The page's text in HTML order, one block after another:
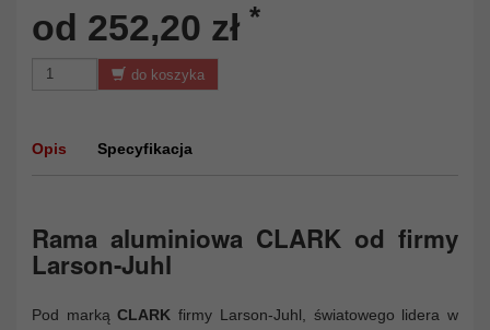
od 252,20 zł *
do koszyka
Opis Specyfikacja
Rama aluminiowa CLARK od firmy
Larson-Juhl
Pod markąCLARKfirmy Larson-Juhl, światowego lidera w